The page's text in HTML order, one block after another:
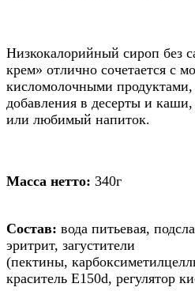
Низкокалорийный сироп без
крем» отлично сочетается с
кисломолочными продуктами,
добавления в десерты и
или любимый напиток.
Масса нетто: 340г
Состав: вода питьевая,
эритрит, загустители
(пектины,
краситель Е150d, регулятор